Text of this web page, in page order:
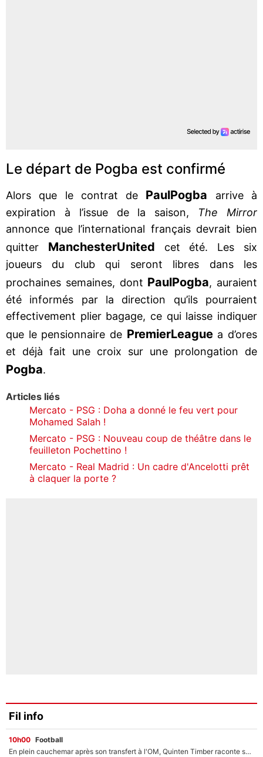
Le départ de Pogba est confirmé
Alors que le contrat de PaulPogba arrive à
expiration à l’issue de la saison, The Mirror
annonce que l’international français devrait bien
quitter ManchesterUnited cet été. Les six
joueurs du club qui seront libres dans les
prochaines semaines, dont PaulPogba, auraient
été informés par la direction qu’ils pourraient
effectivement plier bagage, ce qui laisse indiquer
que le pensionnaire de PremierLeaguea d’ores
et déjà fait une croix sur une prolongation de
Pogba.
Articles liés
Mercato - PSG : Doha a donné le feu vert pour
Mohamed Salah !
Mercato - PSG : Nouveau coup de théâtre dans le
feuilleton Pochettino !
Mercato - Real Madrid : Un cadre d'Ancelotti prêt
à claquer la porte ?
Fil info
10h00 Football
En plein cauchemar après son transfert à l'OM, Quinten Timber raconte ses doutes après sa signature à Marseille